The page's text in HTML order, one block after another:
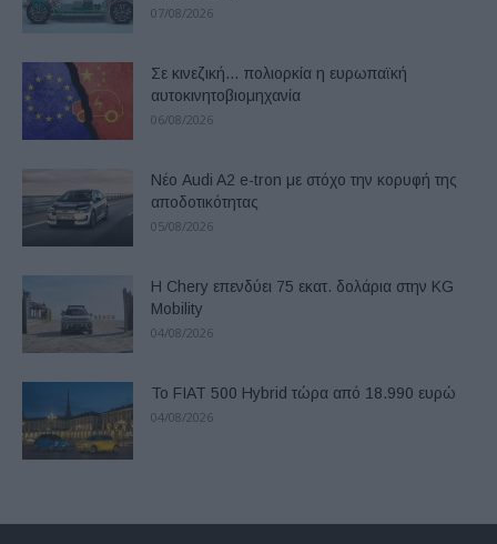
07/08/2026
Σε κινεζική… πολιορκία η ευρωπαϊκή
αυτοκινητοβιομηχανία
06/08/2026
Νέο Audi A2 e-tron με στόχο την κορυφή της
αποδοτικότητας
05/08/2026
Η Chery επενδύει 75 εκατ. δολάρια στην KG
Mobility
04/08/2026
Το FIAT 500 Hybrid τώρα από 18.990 ευρώ
04/08/2026